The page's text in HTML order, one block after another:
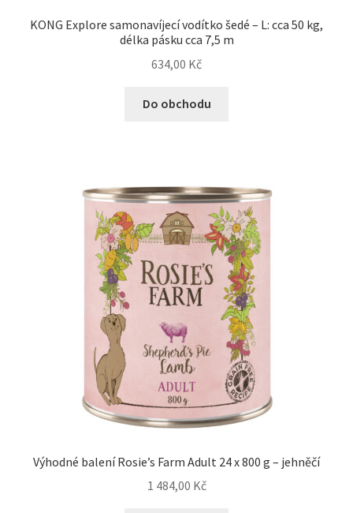
KONG Explore samonavíjecí vodítko šedé – L: cca 50 kg,
délka pásku cca 7,5 m
634,00 Kč
Do obchodu
Výhodné balení Rosie’s Farm Adult 24 x 800 g – jehněčí
1 484,00 Kč